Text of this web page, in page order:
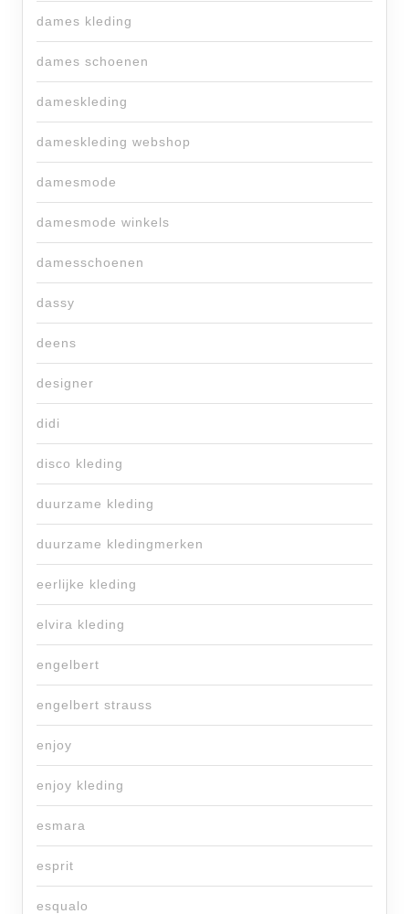
dames kleding
dames schoenen
dameskleding
dameskleding webshop
damesmode
damesmode winkels
damesschoenen
dassy
deens
designer
didi
disco kleding
duurzame kleding
duurzame kledingmerken
eerlijke kleding
elvira kleding
engelbert
engelbert strauss
enjoy
enjoy kleding
esmara
esprit
esqualo